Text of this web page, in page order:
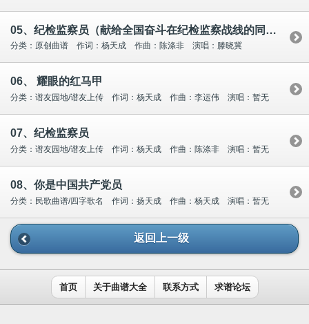
05、纪检监察员（献给全国奋斗在纪检监察战线的同志们！）
分类：原创曲谱 作词：杨天成 作曲：陈涤非 演唱：滕晓冀
06、 耀眼的红马甲
分类：谱友园地/谱友上传 作词：杨天成 作曲：李运伟 演唱：暂无
07、纪检监察员
分类：谱友园地/谱友上传 作词：杨天成 作曲：陈涤非 演唱：暂无
08、你是中国共产党员
分类：民歌曲谱/四字歌名 作词：扬天成 作曲：杨天成 演唱：暂无
返回上一级
首页 关于曲谱大全 联系方式 求谱论坛